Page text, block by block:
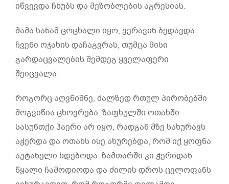
იწვევდა ჩხუბს და მეზობლების აგრესიას.
მამა სანამ ცოცხალი იყო, ვერავინ ბედავდა
ჩვენი ოჯახის დაჩაგვრას, თუმცა მისი
გარდაცვალების შემდეგ ყველაფერი
შეიცვალა.
როგორც აღვნიშნე, ძალზედ რთულ პირობებში
მოგვიწია ცხოვრება. ზაფხულში ოთახში
სასუნთქი ჰაერი არ იყო, რადგან მზე სახურავს
აჭერდა და ოთახს ისე ახურებდა, რომ იქ ყოფნა
აუტანელი ხდებოდა. ზამთარში კი ჭერიდან
წყალი ჩამოდიოდა და ძილის დროს ცელოფანს